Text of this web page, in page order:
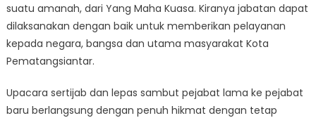
suatu amanah, dari Yang Maha Kuasa. Kiranya jabatan dapat
dilaksanakan dengan baik untuk memberikan pelayanan
kepada negara, bangsa dan utama masyarakat Kota
Pematangsiantar.
Upacara sertijab dan lepas sambut pejabat lama ke pejabat
baru berlangsung dengan penuh hikmat dengan tetap